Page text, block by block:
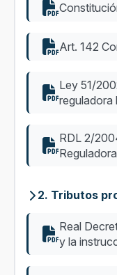
Art. 142
Ley 51/
reguladora
RDL 2/
2. Tributos
Real
y la